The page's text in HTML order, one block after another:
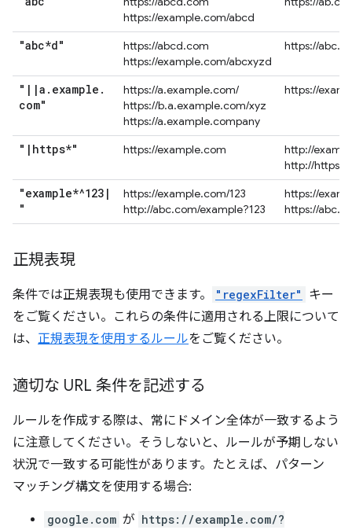
https://example.com/abcd
"abc*d"
https://abcd.com
https://example.com/abcxyzd
https://
" | |a . example .
com"
https://a.example.com/
https://b.a.example.com/xyz
https://a.example.company
https://
" | https*" https://example.com
http://
http://
"example*^123 |
"
https://example.com/123
http://abc.com/example?123
https://
https://
正規表現
条件では正規表現も使用できます。 "regexFilter"
キー
をご覧ください。これらの条件に適用される上限について
は、 正規表現を使用するルールをご覧ください。
適切な URL 条件を記述する
ルールを作成する際は、常にドメイン全体が一致するよう
に注意してください。そうしないと、ルールが予期しない
状況で一致する可能性があります。たとえば、パターン
マッチング構文を使用する場合:
google.com が https://example.com/?